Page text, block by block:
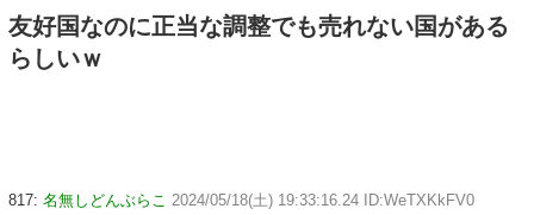
友好国なのに正当な調整でも売れない国がある
らしいｗ
817: 名無しどんぶらこ 2024/05/18(土) 19:33:16.24 ID:WeTXKkFV0